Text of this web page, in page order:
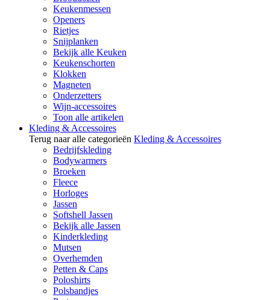
Keukenmessen
Openers
Rietjes
Snijplanken
Bekijk alle Keuken
Keukenschorten
Klokken
Magneten
Onderzetters
Wijn-accessoires
Toon alle artikelen
Kleding & Accessoires
Terug naar alle categorieën Kleding & Accessoires
Bedrijfskleding
Bodywarmers
Broeken
Fleece
Horloges
Jassen
Softshell Jassen
Bekijk alle Jassen
Kinderkleding
Mutsen
Overhemden
Petten & Caps
Poloshirts
Polsbandjes